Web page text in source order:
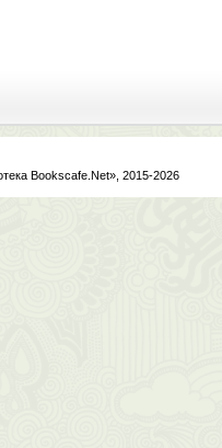
Bookscafe.Net», 2015-2026